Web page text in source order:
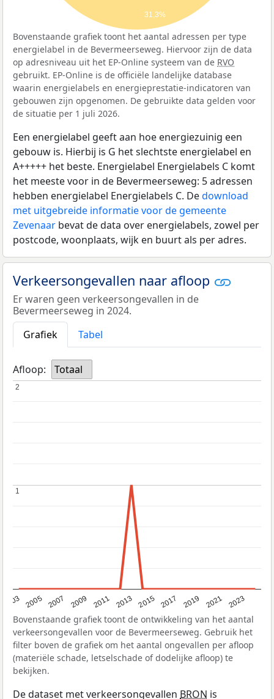
31,3%
Bovenstaande grafiek toont het aantal adressen per type
energielabel in de Bevermeerseweg. Hiervoor zijn de data
op adresniveau uit het EP-Online systeem van de RVO
gebruikt. EP-Online is de officiële landelijke database
waarin energielabels en energieprestatie-indicatoren van
gebouwen zijn opgenomen. De gebruikte data gelden voor
de situatie per 1 juli 2026.
Een energielabel geeft aan hoe energiezuinig een
gebouw is. Hierbij is G het slechtste energielabel en
A+++++ het beste. Energielabel Energielabels C komt
het meeste voor in de Bevermeerseweg: 5 adressen
hebben energielabel Energielabels C. Dedownload
met uitgebreide informatie voor de gemeente
Zevenaar bevat de data over energielabels, zowel per
postcode, woonplaats, wijk en buurt als per adres.
Verkeersongevallen naar afloop
Er waren geen verkeersongevallen in de
Bevermeerseweg in 2024.
Grafiek
Tabel
Afloop: Totaal
2003 2005 2007 2009 2011 2013 2015 2017 2019 2021 2023
1
1
2
2
Bovenstaande grafiek toont de ontwikkeling van het aantal
verkeersongevallen voor de Bevermeerseweg. Gebruik het
filter boven de grafiek om het aantal ongevallen per afloop
(materiële schade, letselschade of dodelijke afloop) te
bekijken.
De dataset met verkeersongevallen BRON is